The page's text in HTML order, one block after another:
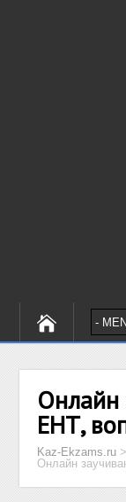
Онлайн
ЕНТ,
Kaz-Ekzams.ru
Онлайн